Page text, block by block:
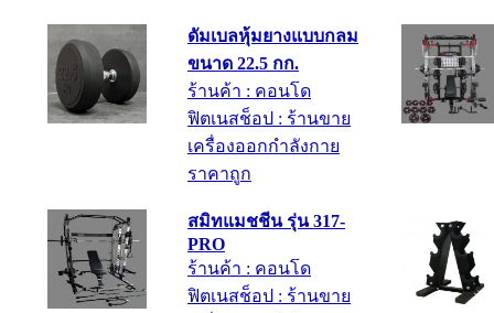
ดัมเบลหุ้มยางแบบกลม
ขนาด 22.5 กก.
ร้านค้า : คอนโด
ฟิตเนสช็อป : ร้านขาย
เครื่องออกกำลังกาย
ราคาถูก
สมิทแมชชีน รุ่น 317-
PRO
ร้านค้า : คอนโด
ฟิตเนสช็อป : ร้านขาย